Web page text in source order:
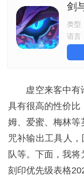
剑
类型
语言
虚空来客中有
具有很高的性价
姆、爱蜜、梅林等
咒补输出工具人
队等。下面，我
刻印优先级表格